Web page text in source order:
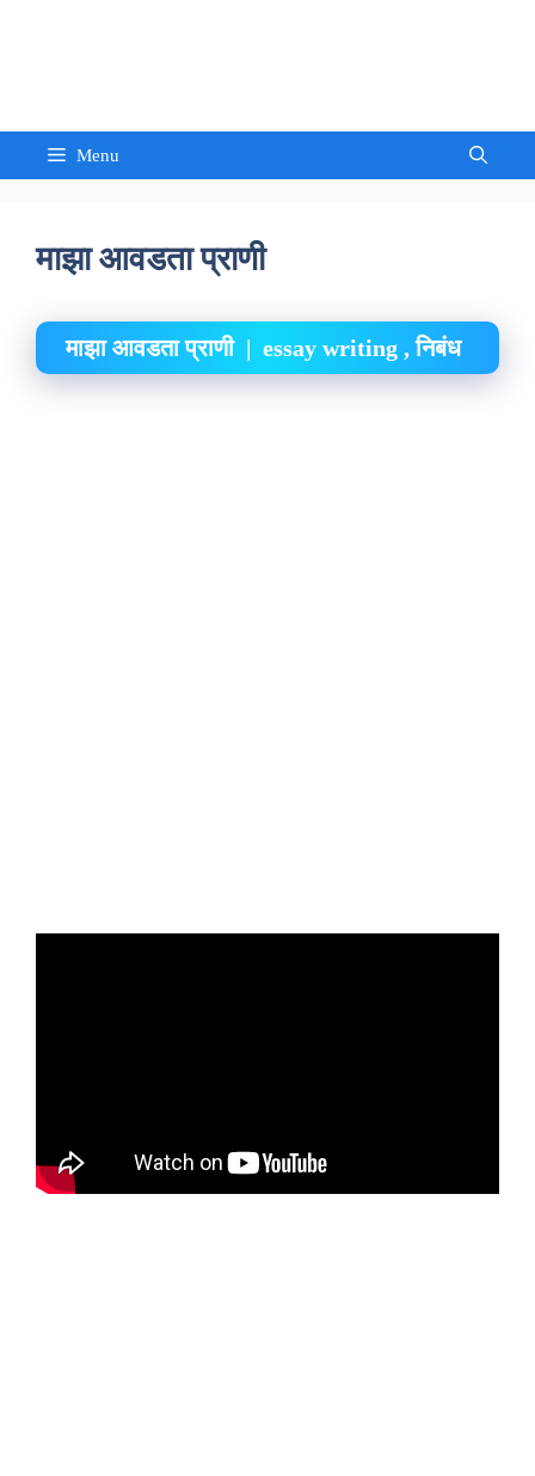
Menu
माझा आवडता प्राणी
माझा आवडता प्राणी | essay writing , निबंध